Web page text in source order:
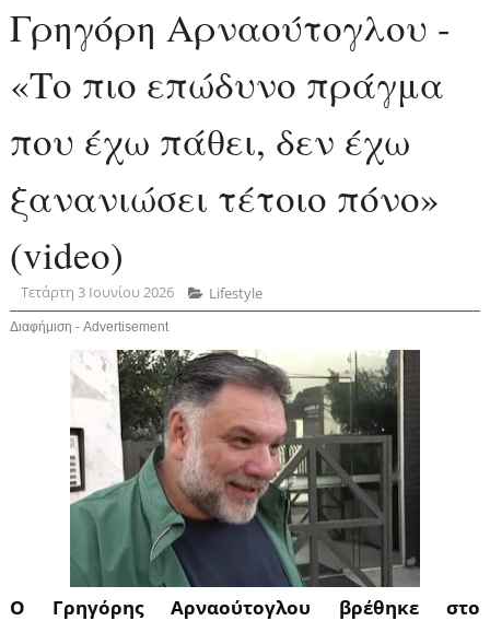
Γρηγόρη Αρναούτογλου -
«Το πιο επώδυνο πράγμα
που έχω πάθει, δεν έχω
ξανανιώσει τέτοιο πόνο»
(video)
Τετάρτη 3 Ιουνίου 2026 Lifestyle
Διαφήμιση - Advertisement
Ο Γρηγόρης Αρναούτογλου βρέθηκε στο